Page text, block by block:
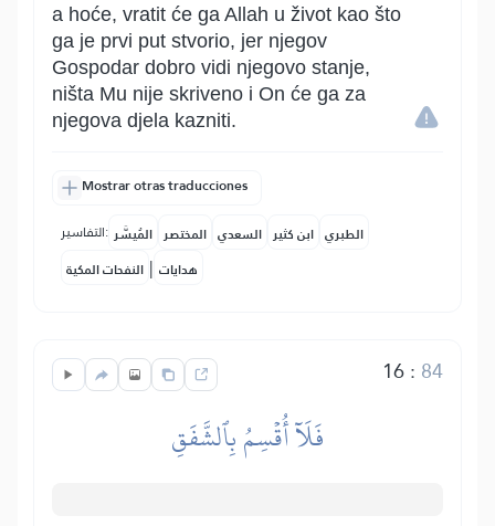
a hoće, vratit će ga Allah u život kao što
ga je prvi put stvorio, jer njegov
Gospodar dobro vidi njegovo stanje,
ništa Mu nije skriveno i On će ga za
njegova djela kazniti.
Mostrar otras traducciones
التفاسير: المُيسَّر المختصر السعدي ابن كثير الطبري
النفحات المكية | هدايات
16: 84
فَلَآ أُقۡسِمُ بِٱلشَّفَقِ